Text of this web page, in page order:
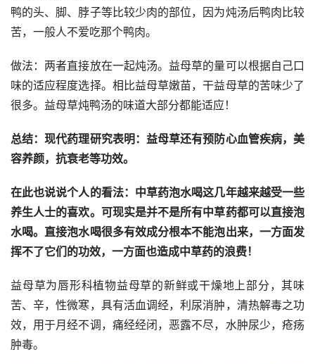
鸭的头、脚、脖子等比较少肉的部位，因为炖汤后鸭肉比较
苦，一般人不爱吃那个鸭肉。
做法：两者直接放在一起炖汤。益母草的量可以根据自己口
味的适应程度选择。相比益母草嫩苗，干益母草的苦味少了
很多。益母草炖鸭汤的味道大部分都能适应！
总结：现代药理研究表明：益母草还有预防心血管疾病，美
容养颜，抗衰老等功效。
在此也说说个人的看法：中草药泡水喝这几年越来越受一些
养生人士的喜欢。可现实是并不是所有中草药都可以直接泡
水喝。直接泡水喝很多有效成分根本不能泡出来，一方面发
挥不了它们的功效，一方面也造成中草药的浪费！
益母草为唇形科植物益母草的新鲜或干燥地上部分，其味
苦、辛，性微寒，具有活血调经，利尿消肿，清热解毒之功
效，用于月经不调，痛经经闭，恶露不尽，水肿尿少，疮疡
肿毒。